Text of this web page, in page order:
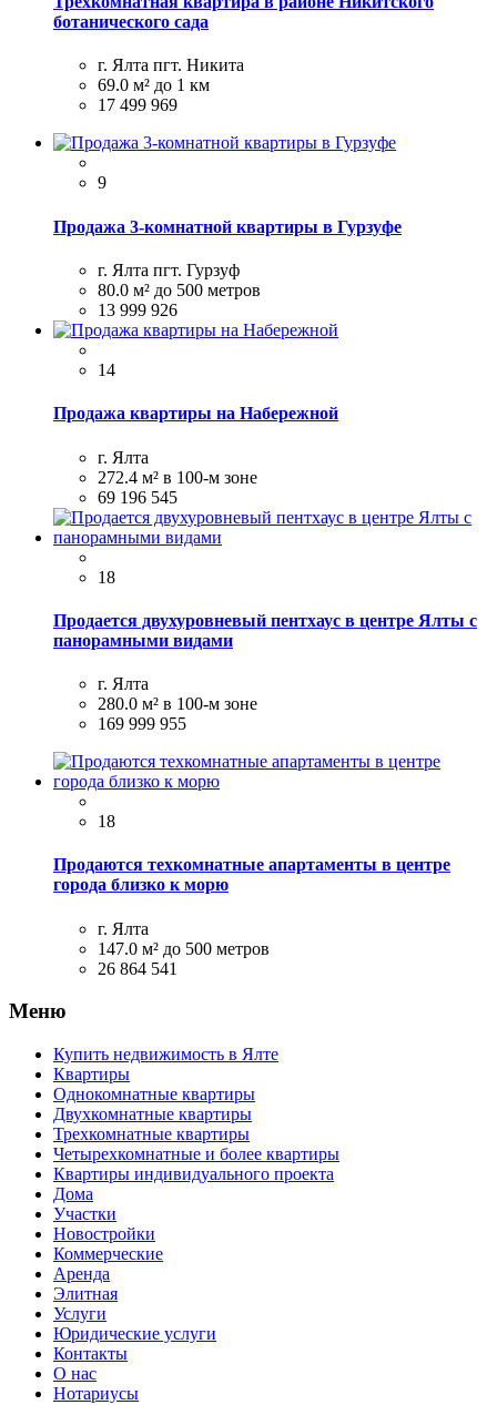
ботанического сада
г. Ялта пгт. Никита
69.0 м² до 1 км
17 499 969
9
Продажа 3-комнатной квартиры в Гурзуфе
г. Ялта пгт. Гурзуф
80.0 м² до 500 метров
13 999 926
14
Продажа квартиры на Набережной
г. Ялта
272.4 м² в 100-м зоне
69 196 545
18
Продается двухуровневый пентхаус в центре Ялты с
панорамными видами
г. Ялта
280.0 м² в 100-м зоне
169 999 955
18
Продаются техкомнатные апартаменты в центре
города близко к морю
г. Ялта
147.0 м² до 500 метров
26 864 541
Меню
Купить недвижимость в Ялте
Квартиры
Однокомнатные квартиры
Двухкомнатные квартиры
Трехкомнатные квартиры
Четырехкомнатные и более квартиры
Квартиры индивидуального проекта
Дома
Участки
Новостройки
Коммерческие
Аренда
Элитная
Услуги
Юридические услуги
Контакты
О нас
Нотариусы